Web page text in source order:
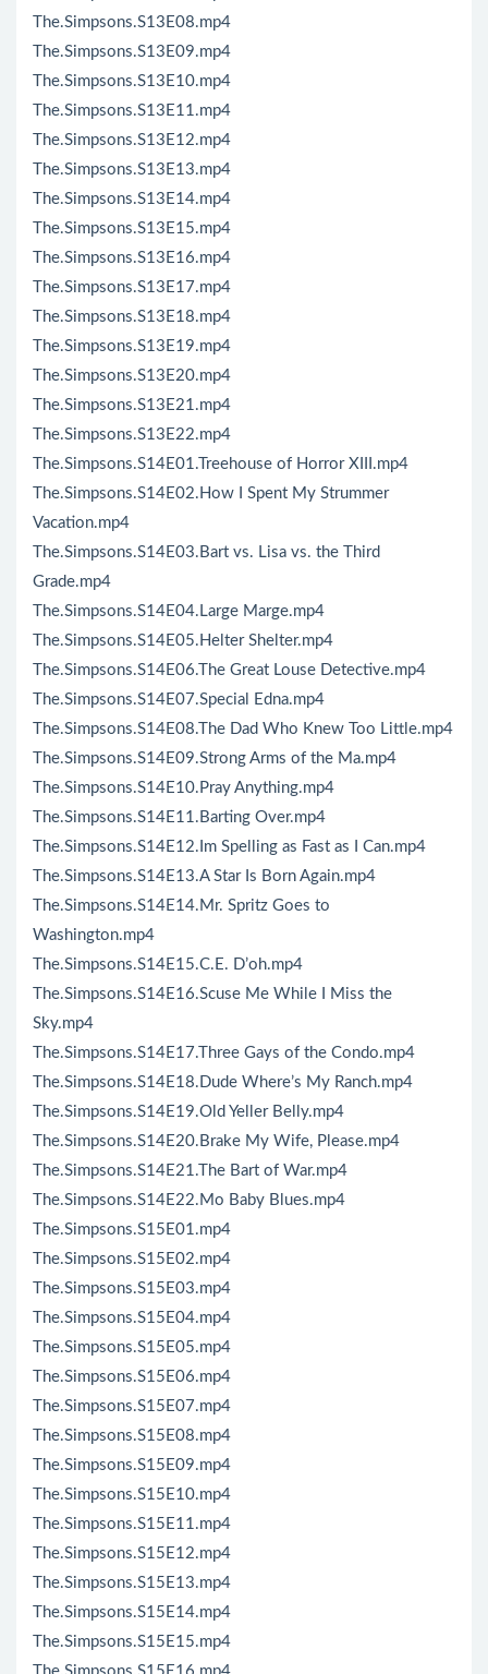
The.Simpsons.S13E08.mp4
The.Simpsons.S13E09.mp4
The.Simpsons.S13E10.mp4
The.Simpsons.S13E11.mp4
The.Simpsons.S13E12.mp4
The.Simpsons.S13E13.mp4
The.Simpsons.S13E14.mp4
The.Simpsons.S13E15.mp4
The.Simpsons.S13E16.mp4
The.Simpsons.S13E17.mp4
The.Simpsons.S13E18.mp4
The.Simpsons.S13E19.mp4
The.Simpsons.S13E20.mp4
The.Simpsons.S13E21.mp4
The.Simpsons.S13E22.mp4
The.Simpsons.S14E01.Treehouse of Horror XIII.mp4
The.Simpsons.S14E02.How I Spent My Strummer
Vacation.mp4
The.Simpsons.S14E03.Bart vs. Lisa vs. the Third
Grade.mp4
The.Simpsons.S14E04.Large Marge.mp4
The.Simpsons.S14E05.Helter Shelter.mp4
The.Simpsons.S14E06.The Great Louse Detective.mp4
The.Simpsons.S14E07.Special Edna.mp4
The.Simpsons.S14E08.The Dad Who Knew Too Little.mp4
The.Simpsons.S14E09.Strong Arms of the Ma.mp4
The.Simpsons.S14E10.Pray Anything.mp4
The.Simpsons.S14E11.Barting Over.mp4
The.Simpsons.S14E12.Im Spelling as Fast as I Can.mp4
The.Simpsons.S14E13.A Star Is Born Again.mp4
The.Simpsons.S14E14.Mr. Spritz Goes to
Washington.mp4
The.Simpsons.S14E15.C.E. D’oh.mp4
The.Simpsons.S14E16.Scuse Me While I Miss the
Sky.mp4
The.Simpsons.S14E17.Three Gays of the Condo.mp4
The.Simpsons.S14E18.Dude Where’s My Ranch.mp4
The.Simpsons.S14E19.Old Yeller Belly.mp4
The.Simpsons.S14E20.Brake My Wife, Please.mp4
The.Simpsons.S14E21.The Bart of War.mp4
The.Simpsons.S14E22.Mo Baby Blues.mp4
The.Simpsons.S15E01.mp4
The.Simpsons.S15E02.mp4
The.Simpsons.S15E03.mp4
The.Simpsons.S15E04.mp4
The.Simpsons.S15E05.mp4
The.Simpsons.S15E06.mp4
The.Simpsons.S15E07.mp4
The.Simpsons.S15E08.mp4
The.Simpsons.S15E09.mp4
The.Simpsons.S15E10.mp4
The.Simpsons.S15E11.mp4
The.Simpsons.S15E12.mp4
The.Simpsons.S15E13.mp4
The.Simpsons.S15E14.mp4
The.Simpsons.S15E15.mp4